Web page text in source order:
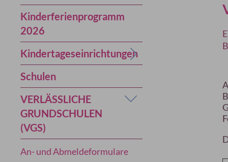
Kinderferienprogramm
2026
Kindertageseinrichtungen
Schulen
VERLÄSSLICHE
GRUNDSCHULEN
(VGS)
An- und Abmeldeformulare